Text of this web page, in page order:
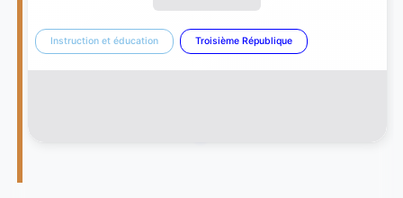
Instruction et éducation Troisième République